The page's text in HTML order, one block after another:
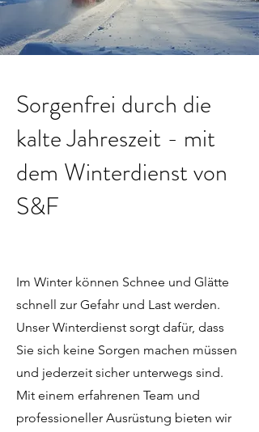
Sorgenfrei durch die
kalte Jahreszeit - mit
dem Winterdienst von
S&F
Im Winter können Schnee und Glätte
schnell zur Gefahr und Last werden.
Unser Winterdienst sorgt dafür, dass
Sie sich keine Sorgen machen müssen
und jederzeit sicher unterwegs sind.
Mit einem erfahrenen Team und
professioneller Ausrüstung bieten wir